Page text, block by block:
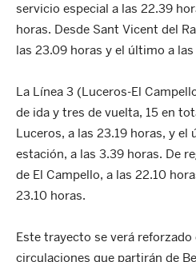
servicio especial a las 22.39
horas. Desde Sant Vicent del
las 23.09 horas y el último a
La Línea 3 (Luceros-El
de ida y tres de vuelta, 15 en
Luceros, a las 23.19 horas, y el
estación, a las 3.39 horas. De
de El Campello, a las 22.10
23.10 horas.
Este trayecto se verá
circulaciones que partirán de